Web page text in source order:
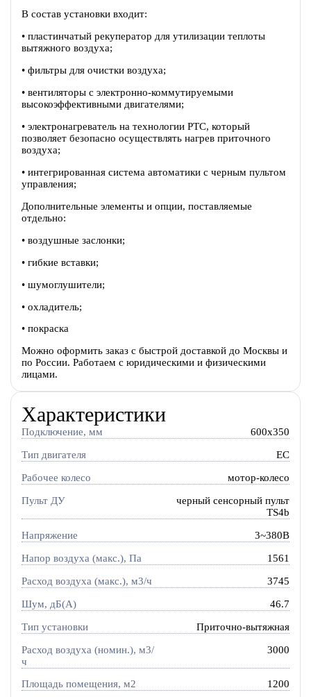
В состав установки входит:
• пластинчатый рекуператор для утилизации теплоты
вытяжного воздуха;
• фильтры для очистки воздуха;
• вентиляторы c электронно-коммутируемыми
высокоэффективными двигателями;
• электронагреватель на технологии PTC, который
позволяет безопасно осуществлять нагрев приточного
воздуха;
• интегрированная система автоматики с черным пультом
управления;
Дополнительные элементы и опции, поставляемые
отдельно:
• воздушные заслонки;
• гибкие вставки;
• шумоглушители;
• охладитель;
• покраска
Можно оформить заказ с быстрой доставкой до Москвы и
по России. Работаем с юридическими и физическими
лицами.
Характеристики
Подключение, мм 600x350
Тип двигателя EC
Рабочее колесо мотор-колесо
Пульт ДУ
черный сенсорный пульт
TS4b
Напряжение 3~380В
Напор воздуха (макс.), Па 1561
Расход воздуха (макс.), м3/ч 3745
Шум, дБ(А) 46.7
Тип установки Приточно-вытяжная
Расход воздуха (номин.), м3/
ч
3000
Площадь помещения, м2 1200